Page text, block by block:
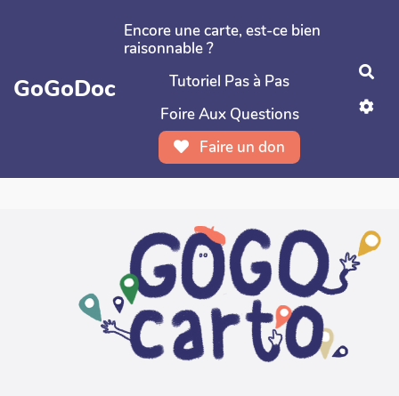
Aller au contenu principal
GoGoDoc
Encore une carte, est-ce bien
raisonnable ?
Tutoriel Pas à Pas
Foire Aux Questions
Faire un don